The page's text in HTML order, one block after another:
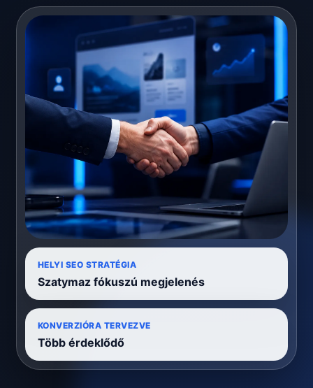
HELYI SEO STRATÉGIA
Szatymaz fókuszú megjelenés
KONVERZIÓRA TERVEZVE
Több érdeklődő